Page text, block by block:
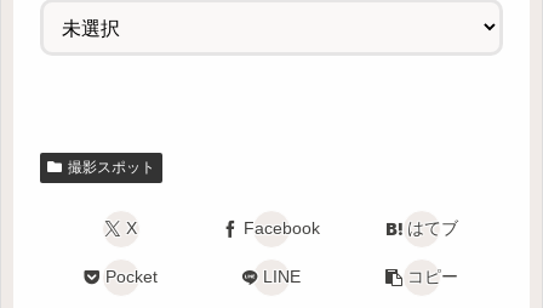
撮影スポット
X Facebook はてブ
Pocket LINE コピー